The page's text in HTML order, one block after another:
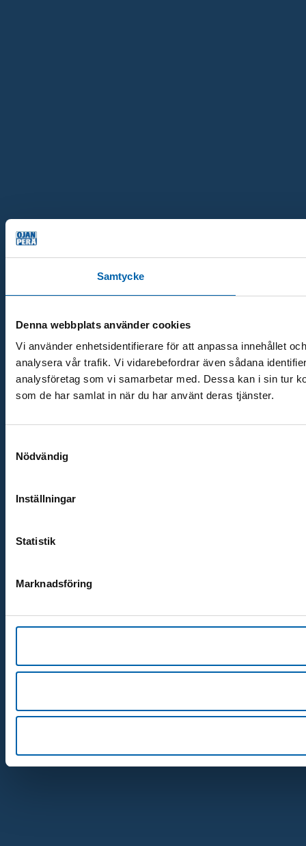
Samtycke
Denna webbplats använder cookies
Vi använder enhetsidentifierare för att anpassa innehållet
analysera vår trafik. Vi vidarebefordrar även sådana
analysföretag som vi samarbetar med. Dessa kan i sin tur
som de har samlat in när du har använt deras tjänster.
Nödvändig
Inställningar
Statistik
Marknadsföring